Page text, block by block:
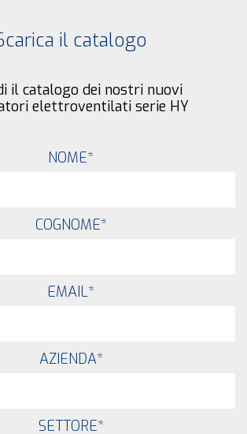
il catalogo
il catalogo dei nostri nuovi
elettroventilati serie HY
NOME*
COGNOME*
EMAIL*
AZIENDA*
SETTORE*